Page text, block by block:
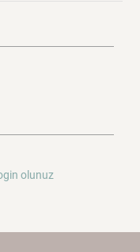
olunuz